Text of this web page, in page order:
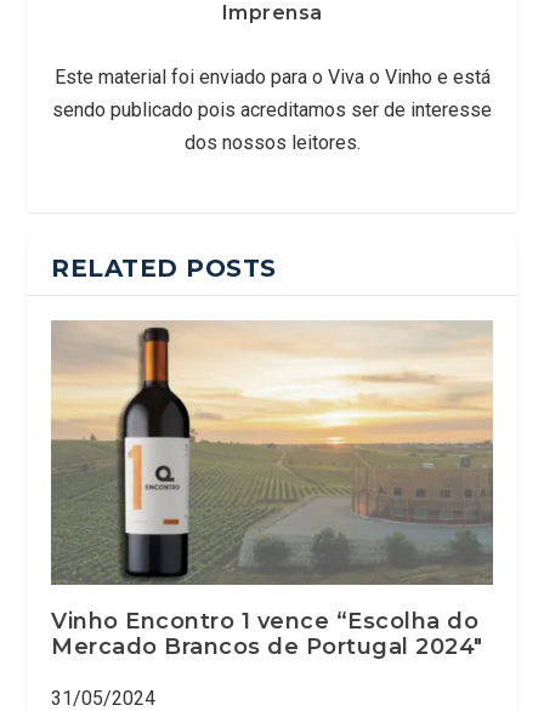
Imprensa
Este material foi enviado para o Viva o Vinho e está
sendo publicado pois acreditamos ser de interesse
dos nossos leitores.
RELATED POSTS
Vinho Encontro 1 vence “Escolha do
Mercado Brancos de Portugal 2024″
31/05/2024